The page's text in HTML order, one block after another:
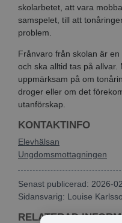
skolarbetet, att vara
samspelet, till att
problem.
Frånvaro från skolan är
och ska alltid tas på
uppmärksam på om
droger eller om det
utanförskap.
KONTAKTINFO
Elevhälsan
Ungdomsmottagningen
Senast publicerad: 2026-
Sidansvarig: Louise
RELATERAD